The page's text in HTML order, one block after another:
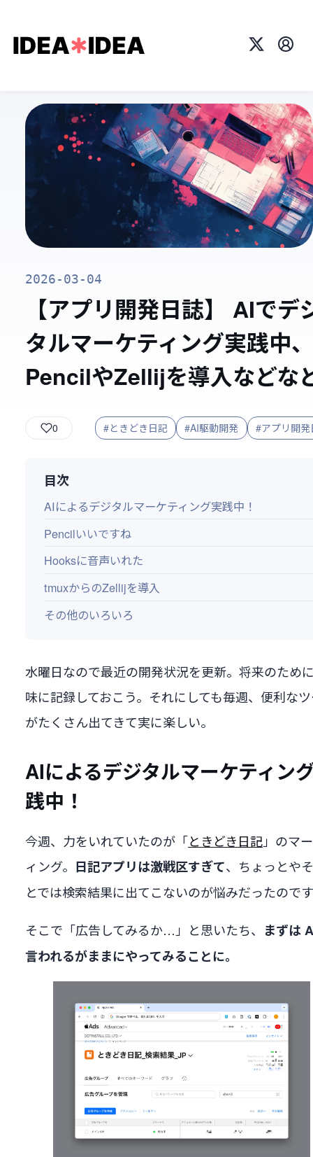
X プロ
2026-03-04
【アプリ開発日誌】 AIでデ
タルマーケティング実践中、
PencilやZellijを導入などな
0 #ときどき日記 #AI駆動開発 #アプリ開発
目次
AIによるデジタルマーケティング実践中！
Pencilいいですね
Hooksに音声いれた
tmuxからのZellijを導入
その他のいろいろ
水曜日なので最近の開発状況を更新。将来のため
味に記録しておこう。それにしても毎週、便利な
がたくさん出てきて実に楽しい。
AIによるデジタルマーケティン
践中！
今週、力をいれていたのが「ときどき日記」のマ
ィング。 日記アプリは激戦区すぎて、ちょっとや
とでは検索結果に出てこないのが悩みだったので
そこで「広告してみるか…」と思いたち、 まずは
言われるがままにやってみることに。